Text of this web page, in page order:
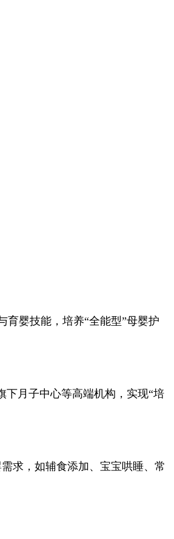
婴技能，培养“全能型”母婴护
月子中心等高端机构，实现“培
求，如辅食添加、宝宝哄睡、常